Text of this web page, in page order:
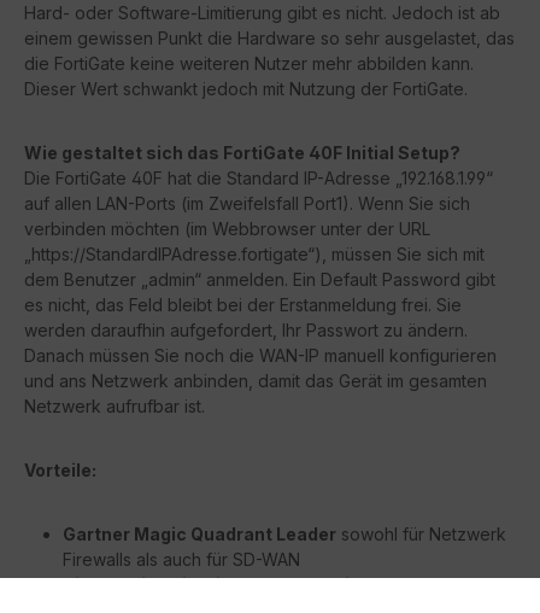
Hard- oder Software-Limitierung gibt es nicht. Jedoch ist ab
einem gewissen Punkt die Hardware so sehr ausgelastet, das
die FortiGate keine weiteren Nutzer mehr abbilden kann.
Dieser Wert schwankt jedoch mit Nutzung der FortiGate.
Wie gestaltet sich das FortiGate 40F Initial Setup?
Die FortiGate 40F hat die Standard IP-Adresse „192.168.1.99“
auf allen LAN-Ports (im Zweifelsfall Port1). Wenn Sie sich
verbinden möchten (im Webbrowser unter der URL
„https://StandardIPAdresse.fortigate“), müssen Sie sich mit
dem Benutzer „admin“ anmelden. Ein Default Password gibt
es nicht, das Feld bleibt bei der Erstanmeldung frei. Sie
werden daraufhin aufgefordert, Ihr Passwort zu ändern.
Danach müssen Sie noch die WAN-IP manuell konfigurieren
und ans Netzwerk anbinden, damit das Gerät im gesamten
Netzwerk aufrufbar ist.
Vorteile:
Gartner Magic Quadrant Leader sowohl für Netzwerk
Firewalls als auch für SD-WAN
Sicherheitsorientiertes Networkingmit FortiOS bietet